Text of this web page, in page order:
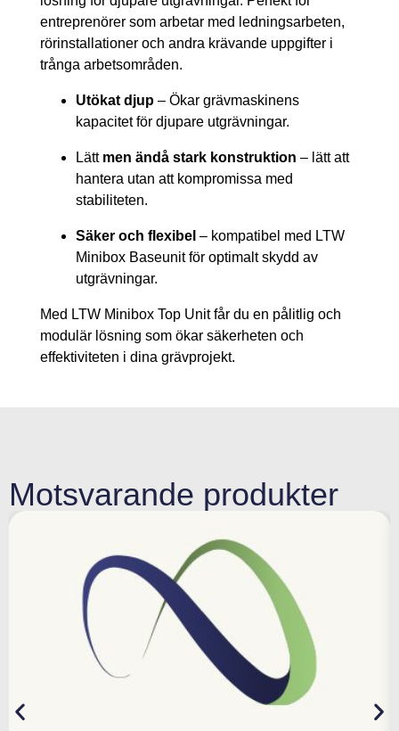
entreprenörer som arbetar med ledningsarbeten,
rörinstallationer och andra krävande uppgifter i
trånga arbetsområden.
Utökat djup – Ökar grävmaskinens
kapacitet för djupare utgrävningar.
Lätt men ändå stark konstruktion – lätt att
hantera utan att kompromissa med
stabiliteten.
Säker och flexibel – kompatibel med LTW
Minibox Baseunit för optimalt skydd av
utgrävningar.
Med LTW Minibox Top Unit får du en pålitlig och
modulär lösning som ökar säkerheten och
effektiviteten i dina grävprojekt.
Motsvarande produkter